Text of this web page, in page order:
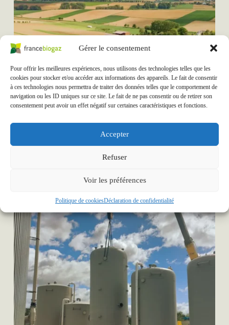
Gérer le consentement
Pour offrir les meilleures expériences, nous utilisons des technologies telles que les
cookies pour stocker et/ou accéder aux informations des appareils. Le fait de consentir
à ces technologies nous permettra de traiter des données telles que le comportement de
navigation ou les ID uniques sur ce site. Le fait de ne pas consentir ou de retirer son
consentement peut avoir un effet négatif sur certaines caractéristiques et fonctions.
Accepter
Refuser
Voir les préférences
Politique de cookiesDéclaration de confidentialité
Our injection projects